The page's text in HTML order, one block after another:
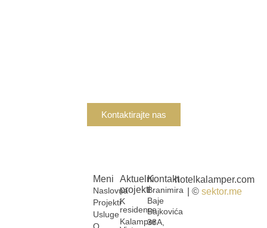
Kontaktirajte nas
Meni
Naslovna
Projekti
Usluge
O
Aktuelni
projekti
K
residence
Kalamper
Kontakt
Branimira
Baje
Bajkovića
38A,
hotelkalamper.com
| © sektor.me